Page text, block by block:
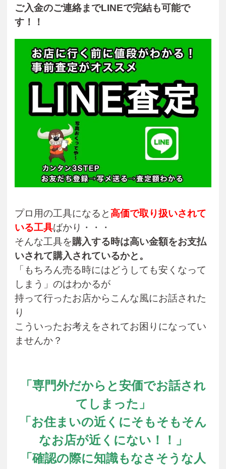
ご入金のご連絡までLINEで完結も可能で
す！！
プロ用の工具になると高価で取り扱いされて
いる工具ばかり・・・
そんな工具を購入する時は高い金額をお支払
いされて購入されているかと。
「もちろん売る時にはどうしても安くなって
しまう」のはわかるが
持って行ったお店からこんな風にお話された
り
こういったお考えをされてお困りになってい
ませんか？
「専門外だからと安価でお話され
てしまった」
「お住まいの近くにそもそもそん
なお店が近くにない！！」
「確認の際に知識もなさそうな人